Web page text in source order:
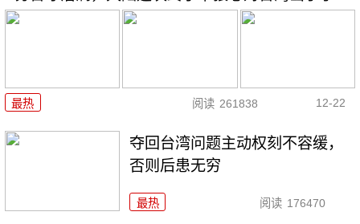
最热 阅读 261838 12-22
夺回台湾问题主动权刻不容缓，
否则后患无穷
最热 阅读 176470